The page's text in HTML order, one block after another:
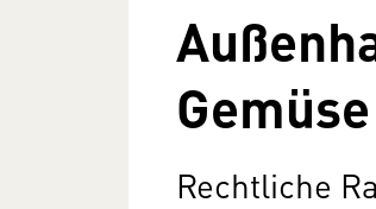
Gemüse
Rechtliche